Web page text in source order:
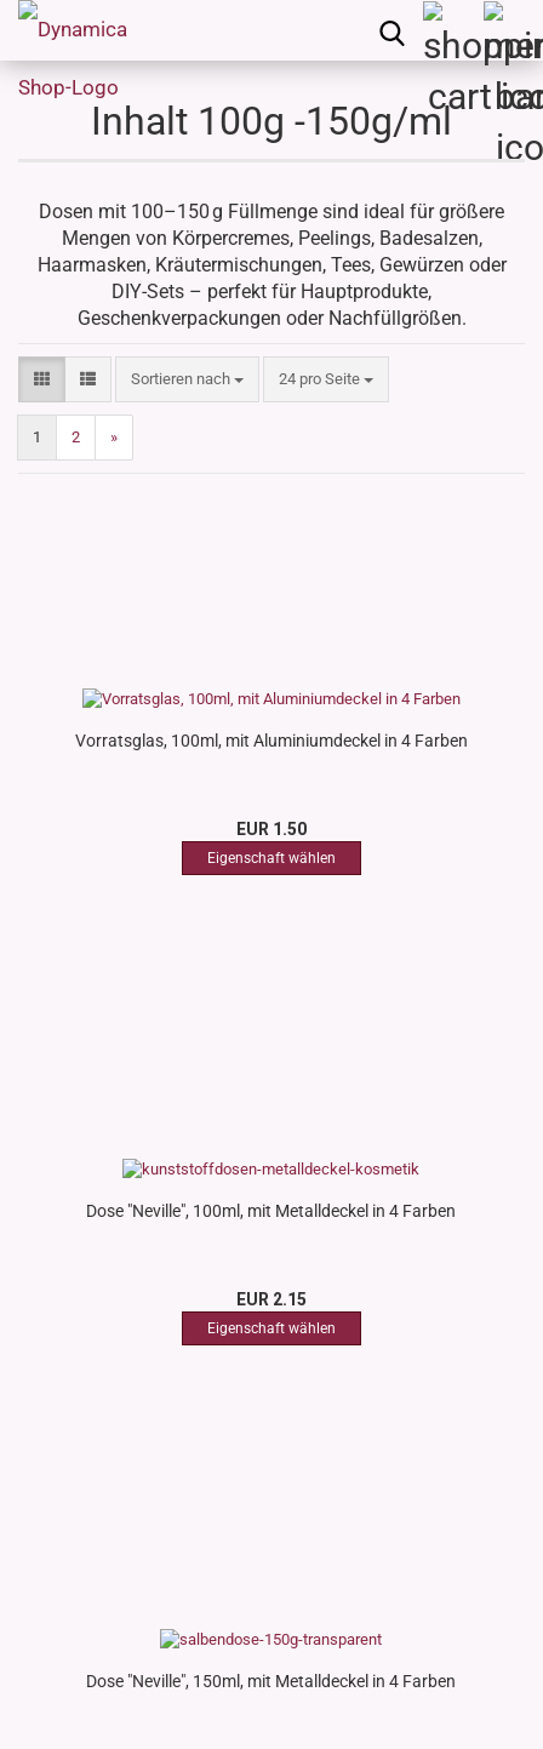
Inhalt 100g -150g/ml
Dosen mit 100–150 g Füllmenge sind ideal für größere
Mengen von Körpercremes, Peelings, Badesalzen,
Haarmasken, Kräutermischungen, Tees, Gewürzen oder
DIY-Sets – perfekt für Hauptprodukte,
Geschenkverpackungen oder Nachfüllgrößen.
Sortieren nach
Sortieren nach 24 pro Seite
pro Seite
1 2 »
Vorratsglas, 100ml, mit Aluminiumdeckel in 4 Farben
EUR 1.50
Dose "Neville", 100ml, mit Metalldeckel in 4 Farben
EUR 2.15
Dose "Neville", 150ml, mit Metalldeckel in 4 Farben